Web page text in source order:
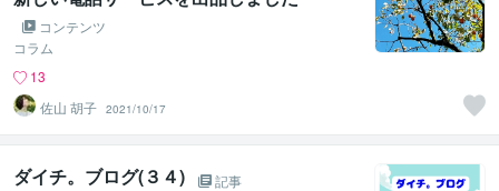
コンテンツ
コラム
13
佐山 胡子 2021/10/17
ダイチ。ブログ(３４)
記事